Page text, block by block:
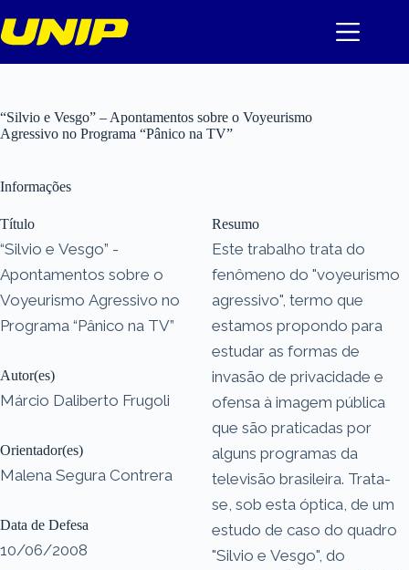
para
o
“Silvio e Vesgo” – Apontamentos sobre o Voyeurismo
Agressivo no Programa “Pânico na TV”
Informações
Título
“Silvio e Vesgo” -
Apontamentos sobre o
Voyeurismo Agressivo no
Programa “Pânico na TV”
Autor(es)
Márcio Daliberto Frugoli
Orientador(es)
Malena Segura Contrera
Data de Defesa
10/06/2008
Resumo
Este trabalho trata do
fenômeno do "voyeurismo
agressivo", termo que
estamos propondo para
estudar as formas de
invasão de privacidade e
ofensa à imagem pública
que são praticadas por
alguns programas da
televisão brasileira. Trata-
se, sob esta óptica, de um
estudo de caso do quadro
"Silvio e Vesgo", do